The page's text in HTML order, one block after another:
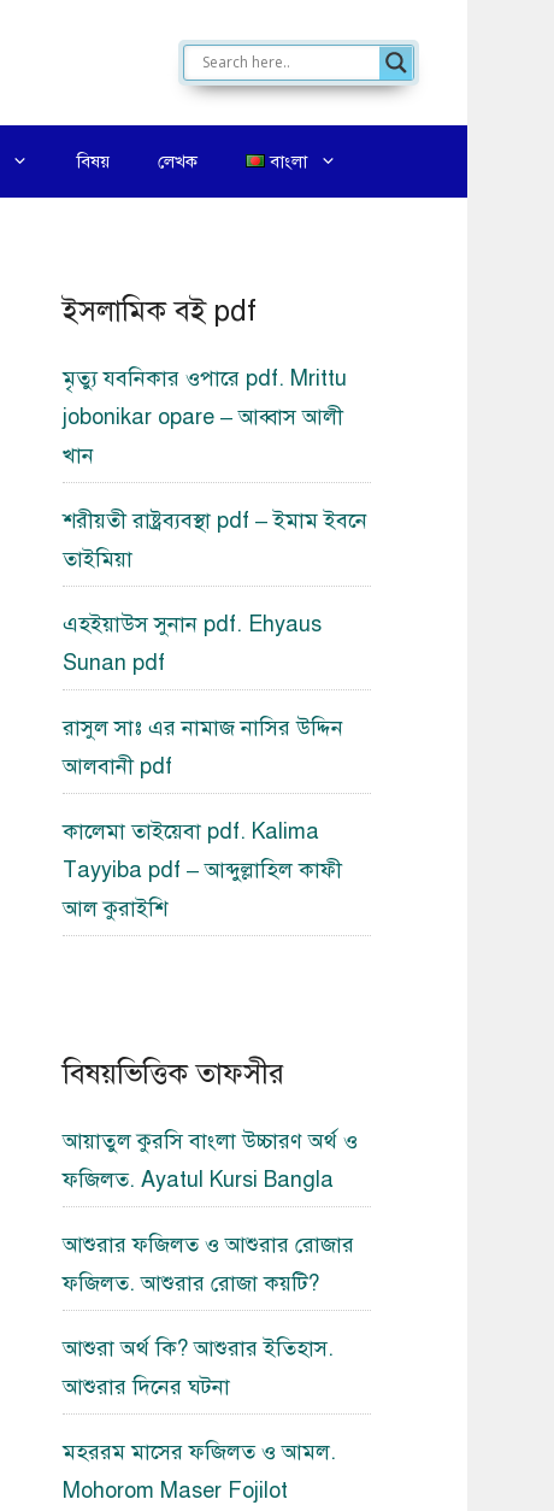
বিষয় লেখক বাংলা
ইসলামিক বই pdf
মৃত্যু যবনিকার ওপারে pdf. Mrittu
jobonikar opare – আব্বাস আলী
খান
শরীয়তী রাষ্ট্রব্যবস্থা pdf – ইমাম ইবনে
তাইমিয়া
এহইয়াউস সুনান pdf. Ehyaus
Sunan pdf
রাসুল সাঃ এর নামাজ নাসির উদ্দিন
আলবানী pdf
কালেমা তাইয়েবা pdf. Kalima
Tayyiba pdf – আব্দুল্লাহিল কাফী
আল কুরাইশি
বিষয়ভিত্তিক তাফসীর
আয়াতুল কুরসি বাংলা উচ্চারণ অর্থ ও
ফজিলত. Ayatul Kursi Bangla
আশুরার ফজিলত ও আশুরার রোজার
ফজিলত. আশুরার রোজা কয়টি?
আশুরা অর্থ কি? আশুরার ইতিহাস.
আশুরার দিনের ঘটনা
মহররম মাসের ফজিলত ও আমল.
Mohorom Maser Fojilot